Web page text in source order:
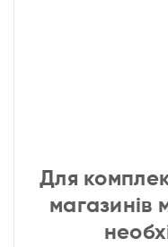
Для
магазинів